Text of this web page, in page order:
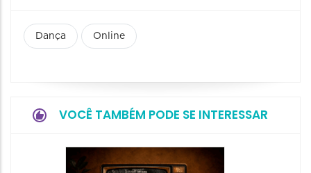
Dança Online
VOCÊ TAMBÉM PODE SE INTERESSAR